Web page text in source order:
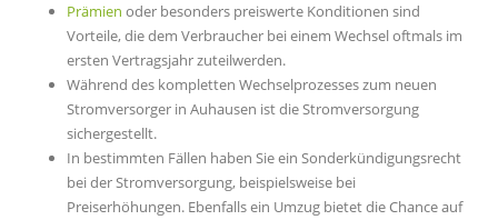
Prämien oder besonders preiswerte Konditionen sind
Vorteile, die dem Verbraucher bei einem Wechsel oftmals im
ersten Vertragsjahr zuteilwerden.
Während des kompletten Wechselprozesses zum neuen
Stromversorger in Auhausen ist die Stromversorgung
sichergestellt.
In bestimmten Fällen haben Sie ein Sonderkündigungsrecht
bei der Stromversorgung, beispielsweise bei
Preiserhöhungen. Ebenfalls ein Umzug bietet die Chance auf